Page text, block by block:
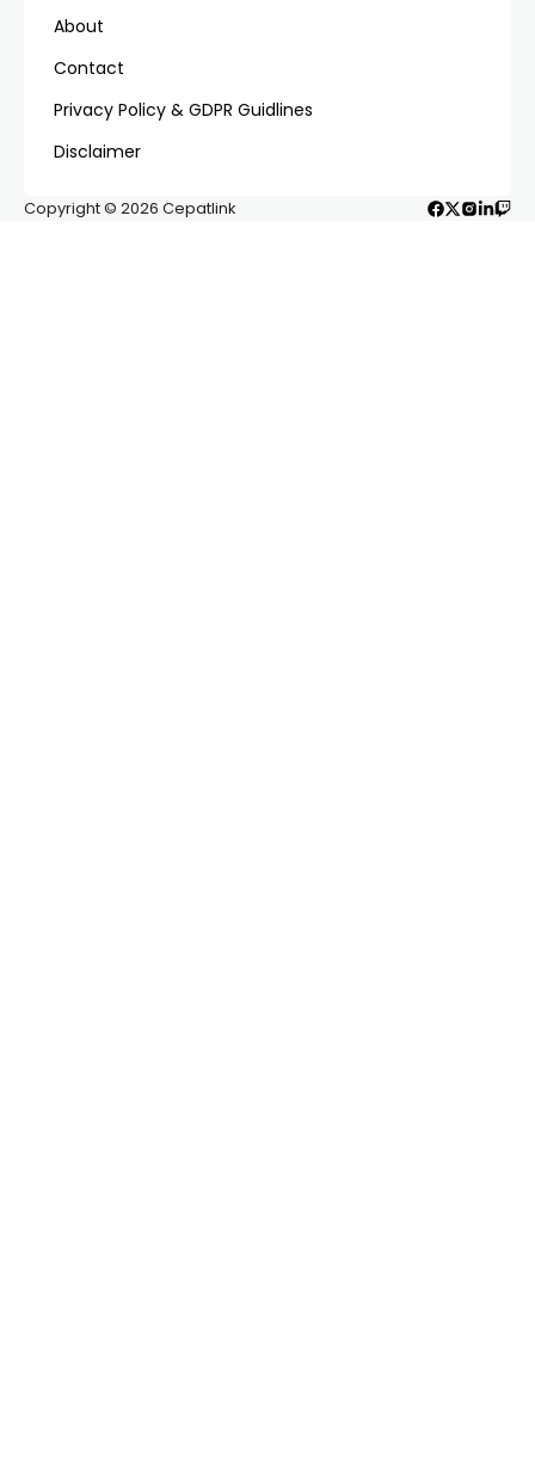
About
Contact
Privacy Policy & GDPR Guidlines
Disclaimer
Copyright © 2026 Cepatlink